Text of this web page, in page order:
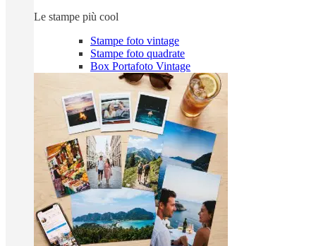
Le stampe più cool
Stampe foto vintage
Stampe foto quadrate
Box Portafoto Vintage